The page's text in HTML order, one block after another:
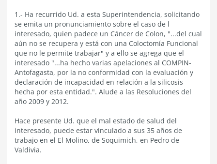
1.- Ha recurrido Ud. a esta Superintendencia, solicitando
se emita un pronunciamiento sobre el caso de l
interesado, quien padece un Cáncer de Colon, "...del cual
aún no se recupera y está con una Coloctomía Funcional
que no le permite trabajar" y a ello se agrega que el
interesado "...ha hecho varias apelaciones al COMPIN-
Antofagasta, por la no conformidad con la evaluación y
declaración de incapacidad en relación a la silicosis
hecha por esta entidad.". Alude a las Resoluciones del
año 2009 y 2012.
Hace presente Ud. que el mal estado de salud del
interesado, puede estar vinculado a sus 35 años de
trabajo en el El Molino, de Soquimich, en Pedro de
Valdivia.